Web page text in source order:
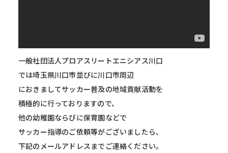
一般社団法人プロアスリートエニシアス川口
では埼玉県川口市並びに川口市周辺
におきましてサッカー普及の地域貢献活動を
積極的に行っておりますので、
他の幼稚園ならびに保育園などで
サッカー指導のご依頼等がございましたら、
下記のメールアドレスまでご連絡ください。